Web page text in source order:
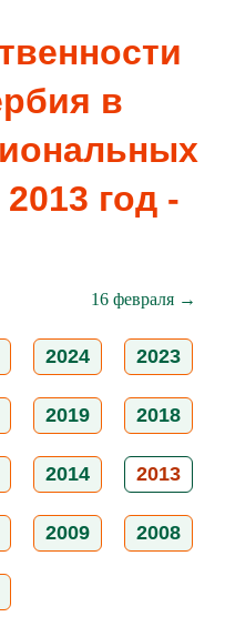
в
год -
16 февраля →
2024 2023
2019 2018
2014 2013
2009 2008